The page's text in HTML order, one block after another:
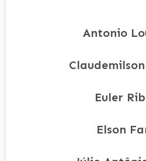
Antonio
Euler
Elson